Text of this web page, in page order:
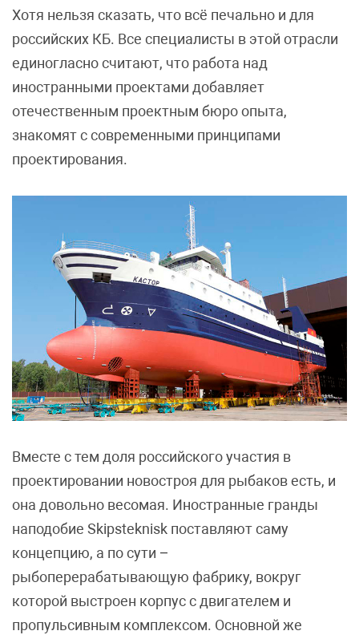
Хотя нельзя сказать, что всё печально и для
российских КБ. Все специалисты в этой отрасли
единогласно считают, что работа над
иностранными проектами добавляет
отечественным проектным бюро опыта,
знакомят с современными принципами
проектирования.
Вместе с тем доля российского участия в
проектировании новостроя для рыбаков есть, и
она довольно весомая. Иностранные гранды
наподобие Skipsteknisk поставляют саму
концепцию, а по сути –
рыбоперерабатывающую фабрику, вокруг
которой выстроен корпус с двигателем и
пропульсивным комплексом. Основной же